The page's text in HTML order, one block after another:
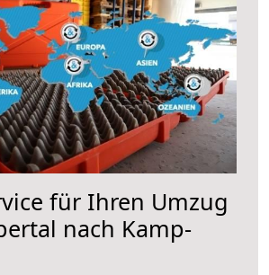
für Ihren Umzug
nach Kamp-